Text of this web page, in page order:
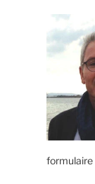
formulaire